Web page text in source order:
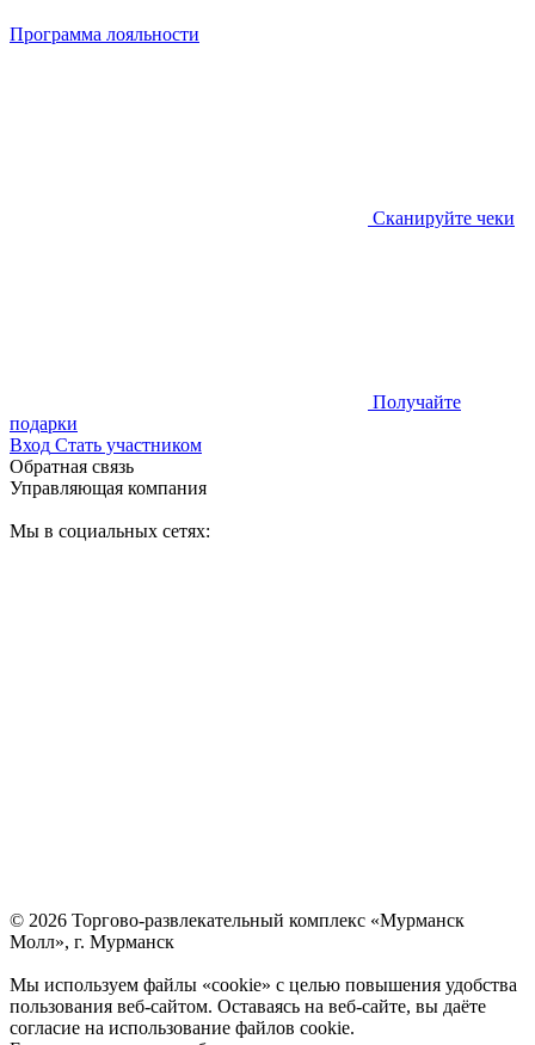
Программа лояльности
Сканируйте чеки
Получайте
подарки
Вход Стать участником
Обратная связь
Управляющая компания
Мы в социальных сетях:
© 2026 Торгово-развлекательный комплекс «Мурманск
Молл», г. Мурманск
Мы используем файлы «cookie» с целью повышения удобства
пользования веб-сайтом. Оставаясь на веб-сайте, вы даёте
согласие на использование файлов cookie.